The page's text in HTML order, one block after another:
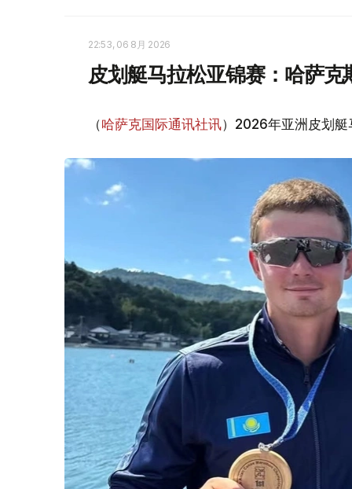
22:53, 06 8月 2026
皮划艇马拉松亚锦赛：哈萨
（哈萨克国际通讯社讯）2026年亚洲皮划